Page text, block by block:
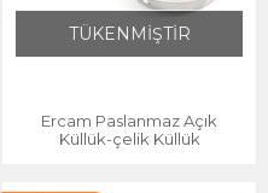
TÜKENMİŞTİR
Ercam Paslanmaz Açık
Küllük-çelik Küllük